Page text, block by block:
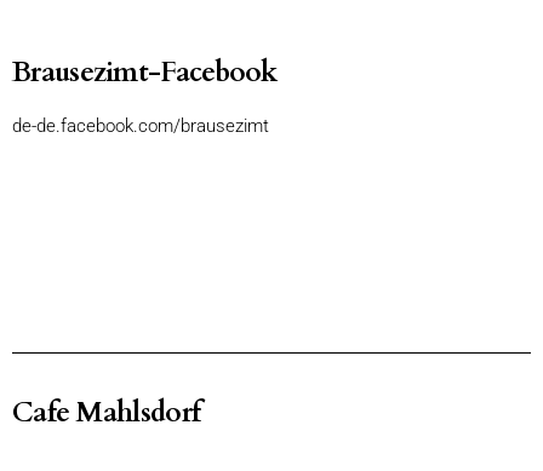
Brausezimt-Facebook
de-de.facebook.com/brausezimt
Cafe Mahlsdorf